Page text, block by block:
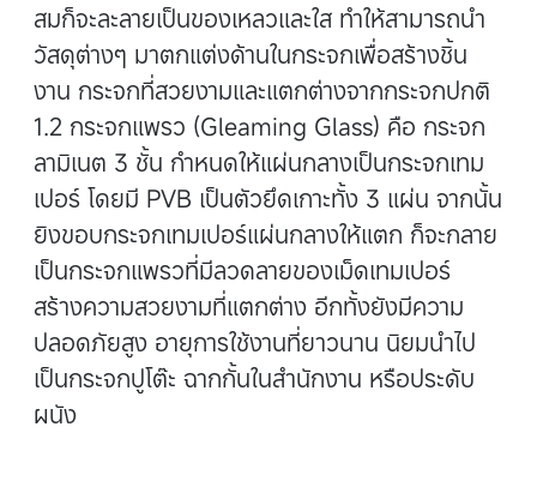
สมก็จะละลายเป็นของเหลวและใส ทำให้สามารถนำ
วัสดุต่างๆ มาตกแต่งด้านในกระจกเพื่อสร้างชิ้น
งาน กระจกที่สวยงามและแตกต่างจากกระจกปกติ
1.2 กระจกแพรว (Gleaming Glass) คือ กระจก
ลามิเนต 3 ชั้น กำหนดให้แผ่นกลางเป็นกระจกเทม
เปอร์ โดยมี PVB เป็นตัวยึดเกาะทั้ง 3 แผ่น จากนั้น
ยิงขอบกระจกเทมเปอร์แผ่นกลางให้แตก ก็จะกลาย
เป็นกระจกแพรวที่มีลวดลายของเม็ดเทมเปอร์
สร้างความสวยงามที่แตกต่าง อีกทั้งยังมีความ
ปลอดภัยสูง อายุการใช้งานที่ยาวนาน นิยมนำไป
เป็นกระจกปูโต๊ะ ฉากกั้นในสำนักงาน หรือประดับ
ผนัง